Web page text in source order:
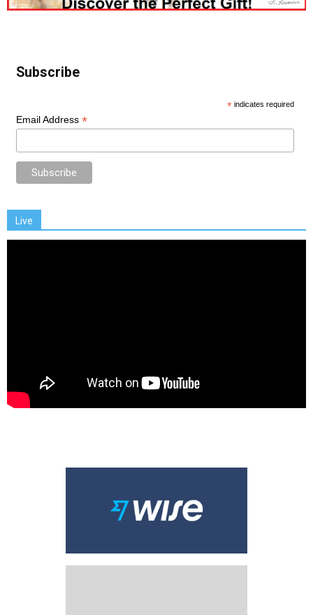
Subscribe
* indicates required
Email Address *
Live